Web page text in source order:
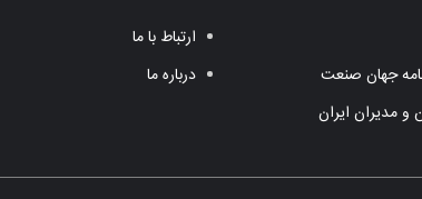
جهان صنعت
مدیران ایران
ارتباط با ما
درباره ما